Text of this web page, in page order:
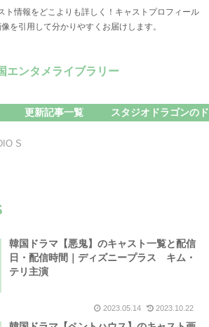
ト情報をどこよりも詳しく！キャストプロフィール
を引用して分かりやすくお届けします。
エンタメライブラリー
更新記事一覧 スタジオドラゴンの
S
韓国ドラマ【悪鬼】のキャスト一覧と配信
日・配信時間｜ディズニープラス キム・
テリ主演
2023.05.14 2023.10.22